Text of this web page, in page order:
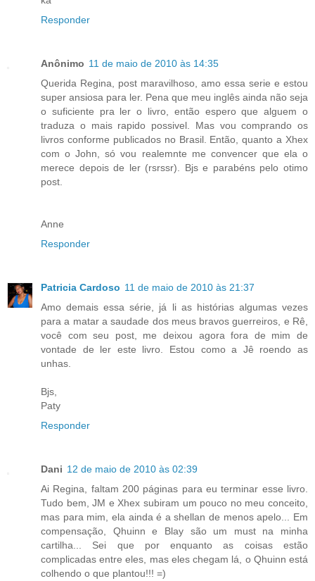
Responder
Anônimo 11 de maio de 2010 às 14:35
Querida Regina, post maravilhoso, amo essa serie e estou
super ansiosa para ler. Pena que meu inglês ainda não seja
o suficiente pra ler o livro, então espero que alguem o
traduza o mais rapido possivel. Mas vou comprando os
livros conforme publicados no Brasil. Então, quanto a Xhex
com o John, só vou realemnte me convencer que ela o
merece depois de ler (rsrssr). Bjs e parabéns pelo otimo
post.
Anne
Responder
Patricia Cardoso 11 de maio de 2010 às 21:37
Amo demais essa série, já li as histórias algumas vezes
para a matar a saudade dos meus bravos guerreiros, e Rê,
você com seu post, me deixou agora fora de mim de
vontade de ler este livro. Estou como a Jê roendo as
unhas.
Bjs,
Paty
Responder
Dani 12 de maio de 2010 às 02:39
Ai Regina, faltam 200 páginas para eu terminar esse livro.
Tudo bem, JM e Xhex subiram um pouco no meu conceito,
mas para mim, ela ainda é a shellan de menos apelo... Em
compensação, Qhuinn e Blay são um must na minha
cartilha... Sei que por enquanto as coisas estão
complicadas entre eles, mas eles chegam lá, o Qhuinn está
colhendo o que plantou!!! =)